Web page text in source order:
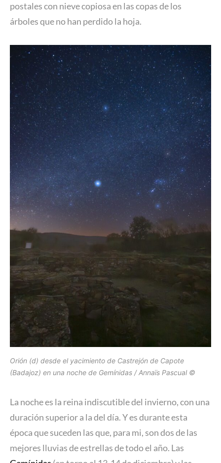
postales con nieve copiosa en las copas de los
árboles que no han perdido la hoja.
Orión (d) desde el yacimiento de Castrejón de Capote
(Badajoz) en una noche de Gemínidas / Annaïs Pascual ©
La noche es la reina indiscutible del invierno, con una
duración superior a la del día. Y es durante esta
época que suceden las que, para mi, son dos de las
mejores lluvias de estrellas de todo el año. Las